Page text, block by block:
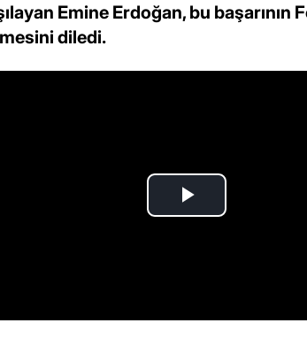
Emine Erdoğan, bu başarının
diledi.